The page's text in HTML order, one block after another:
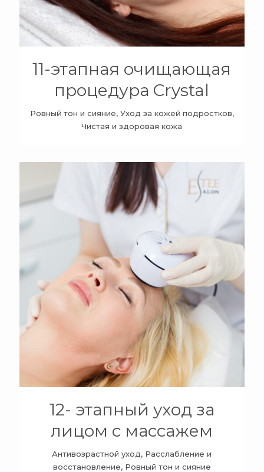
11-этапная очищающая
процедура Crystal
Ровный тон и сияние, Уход за кожей подростков,
Чистая и здоровая кожа
+
12- этапный уход за
лицом с массажем
Антивозрастной уход, Расслабление и
восстановление, Ровный тон и сияние